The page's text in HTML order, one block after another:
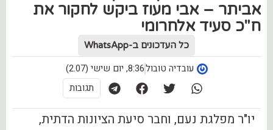
אביתר – אבי מעוז ביקש לחקור את
ח"כ סעיד אלחרומי
כל העדכונים ב-WhatsApp
עובדיה טובול8:36, יום שישי (2.07)
תגובות
יו"ר מפלגת נעם, וחבר סיעת הציונות הדתית,